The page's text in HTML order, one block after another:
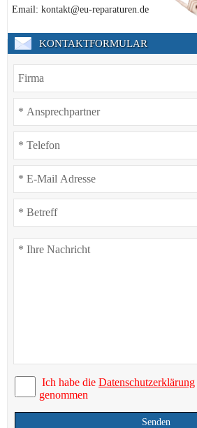
Email: kontakt@eu-reparaturen.de
KONTAKTFORMULAR
Ich habe die Datenschutzerklärung
genommen
Senden